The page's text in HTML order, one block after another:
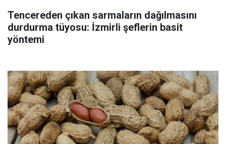
Tencereden çıkan sarmaların dağılmasını
durdurma tüyosu: İzmirli şeflerin basit
yöntemi